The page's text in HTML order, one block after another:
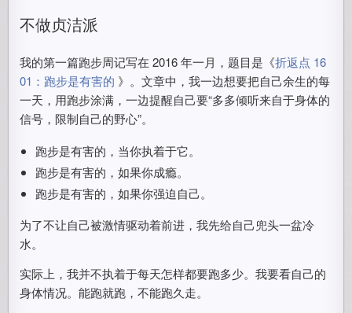
不做贞洁派
我的第一篇跑步周记写在 2016 年一月，题目是《折返点 16
01：跑步是有害的 》。文章中，我一边想要把自己余生的每
一天，用跑步涂满，一边提醒自己要“多多倾听来自于身体的
信号，限制自己的野心”。
跑步是有害的，当你执着于它。
跑步是有害的，如果你成瘾。
跑步是有害的，如果你强迫自己。
为了不让自己被激情驱动着前进，我先给自己兜头一盆冷
水。
实际上，我并不执着于每天怎样都要跑多少。我要看自己的
身体情况。能跑就跑，不能跑久走。